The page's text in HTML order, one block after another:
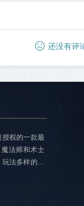
还没有评
授权的一款最
法师和术士
法多样的神